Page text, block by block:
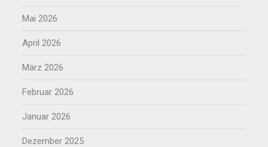
Mai 2026
April 2026
März 2026
Februar 2026
Januar 2026
Dezember 2025